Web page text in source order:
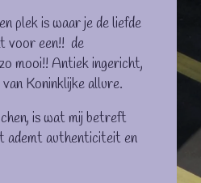
plek is waar je de liefde
voor een!! de
mooi!! Antiek ingericht,
Koninklijke allure.
is wat mij betreft
ademt authenticiteit en